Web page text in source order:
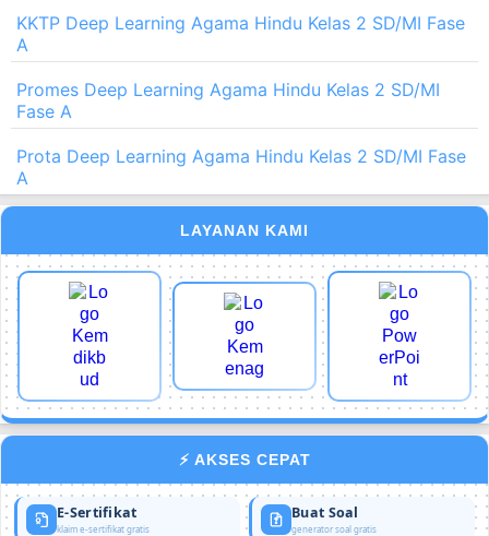
KKTP Deep Learning Agama Hindu Kelas 2 SD/MI Fase
A
Promes Deep Learning Agama Hindu Kelas 2 SD/MI
Fase A
Prota Deep Learning Agama Hindu Kelas 2 SD/MI Fase
A
LAYANAN KAMI
⚡ AKSES CEPAT
E-Sertifikat
klaim e-sertifikat gratis
Buat Soal
generator soal gratis